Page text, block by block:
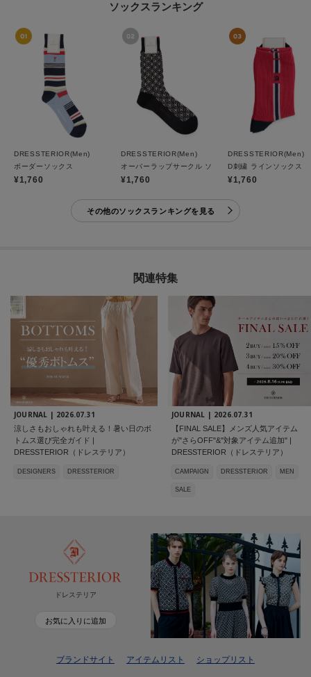
ソックスランキング
DRESSTERIOR(Men)
ボーダーソックス
¥1,760
DRESSTERIOR(Men)
オーバーラップサークル ソックス
¥1,760
DRESSTERIOR(Men)
D刺繍 ラインソックス
¥1,760
その他のソックスランキングを見る
関連特集
JOURNAL | 2026.07.31
涼しさもおしゃれも叶える！暑い日のボ
トムス選び完全ガイド |
DRESSTERIOR（ドレステリア）
DESIGNERS DRESSTERIOR
JOURNAL | 2026.07.31
【FINAL SALE】メンズ人気アイテム
が"さらOFF"&"対象アイテム追加" |
DRESSTERIOR（ドレステリア）
CAMPAIGN DRESSTERIOR MEN
SALE
ドレステリア
お気に入りに追加
ブランドサイト アイテムリスト ショップリスト